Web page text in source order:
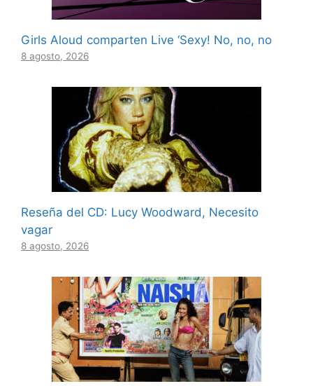
Girls Aloud comparten Live ‘Sexy! No, no, no
8 agosto, 2026
Reseña del CD: Lucy Woodward, Necesito
vagar
8 agosto, 2026